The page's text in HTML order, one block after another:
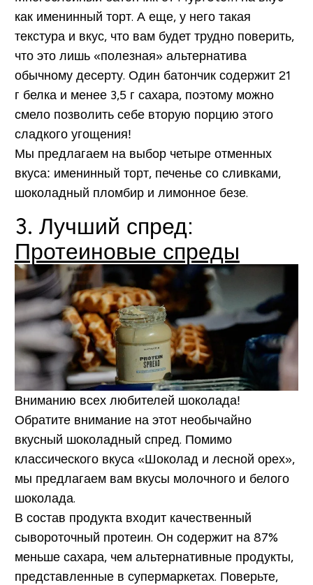
как именинный торт. А еще, у него такая
текстура и вкус, что вам будет трудно поверить,
что это лишь «полезная» альтернатива
обычному десерту. Один батончик содержит 21
г белка и менее 3,5 г сахара, поэтому можно
смело позволить себе вторую порцию этого
сладкого угощения!
Мы предлагаем на выбор четыре отменных
вкуса: именинный торт, печенье со сливками,
шоколадный пломбир и лимонное безе.
3. Лучший спред:
Протеиновые спреды
Вниманию всех любителей шоколада!
Обратите внимание на этот необычайно
вкусный шоколадный спред. Помимо
классического вкуса «Шоколад и лесной орех»,
мы предлагаем вам вкусы молочного и белого
шоколада.
В состав продукта входит качественный
сывороточный протеин. Он содержит на 87%
меньше сахара, чем альтернативные продукты,
представленные в супермаркетах. Поверьте,